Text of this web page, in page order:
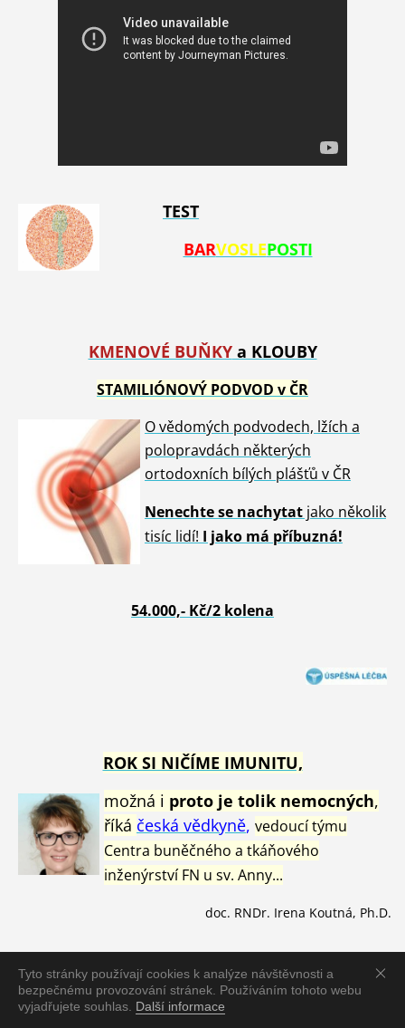
Tyto stránky používají cookies k analýze návštěvnosti a
bezpečnému provozování stránek. Používáním tohoto webu
vyjadřujete souhlas. Další informace
TEST
BARVOSLEPOSTI
KMENOVÉ BUŇKYa KLOUBY
STAMILIÓNOVÝ PODVOD v ČR
O vědomých podvodech, lžích a
polopravdách některých
ortodoxních bílých plášťů v ČR
Nenechte se nachytatjako několik
tisíc lidí! I jako má příbuzná!
54.000,- Kč/2 kolena
ROK SI NIČÍME IMUNITU,
možná i proto je tolik nemocných,
říká česká vědkyně, vedoucí týmu
Centra buněčného a tkáňového
inženýrství FN u sv. Anny...
doc. RNDr. Irena Koutná, Ph.D.
Aktualizovaný jmenný seznam